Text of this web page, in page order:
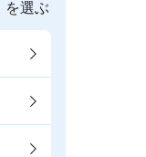
を選ぶ